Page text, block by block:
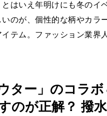
とはいえ年明けにも冬のイ
いのが、個性的な柄やカラ
イテム。ファッション業
ター」のコラ
のが正解？ 撥